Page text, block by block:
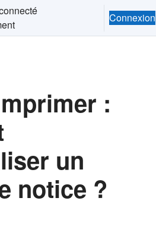
saisie de recherche Connexion
:
un
notice ?